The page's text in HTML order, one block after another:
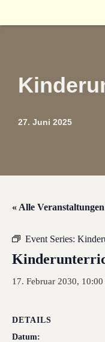
27. Juni 2025
« Alle Veranstaltungen
Event Series:
17. Februar 2030, 10:00
DETAILS
Datum: